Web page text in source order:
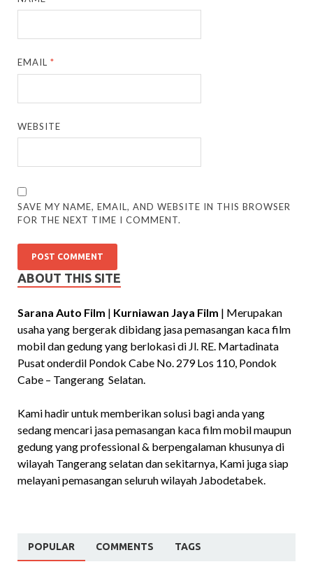
EMAIL*
WEBSITE
SAVE MY NAME, EMAIL, AND WEBSITE IN THIS BROWSER
FOR THE NEXT TIME I COMMENT.
ABOUT THIS SITE
Sarana Auto Film | Kurniawan Jaya Film | Merupakan
usaha yang bergerak dibidang jasa pemasangan kaca film
mobil dan gedung yang berlokasi di Jl. RE. Martadinata
Pusat onderdil Pondok Cabe No. 279 Los 110, Pondok
Cabe – Tangerang Selatan.
Kami hadir untuk memberikan solusi bagi anda yang
sedang mencari jasa pemasangan kaca film mobil maupun
gedung yang professional & berpengalaman khusunya di
wilayah Tangerang selatan dan sekitarnya, Kami juga siap
melayani pemasangan seluruh wilayah Jabodetabek.
POPULAR COMMENTS TAGS